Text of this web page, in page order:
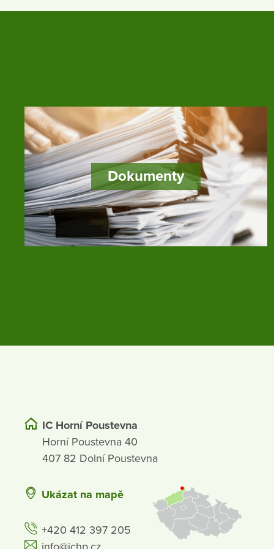
Dokumenty
IC Horní Poustevna
Horní Poustevna 40
407 82 Dolní Poustevna
Ukázat na mapě
+420 412 397 205